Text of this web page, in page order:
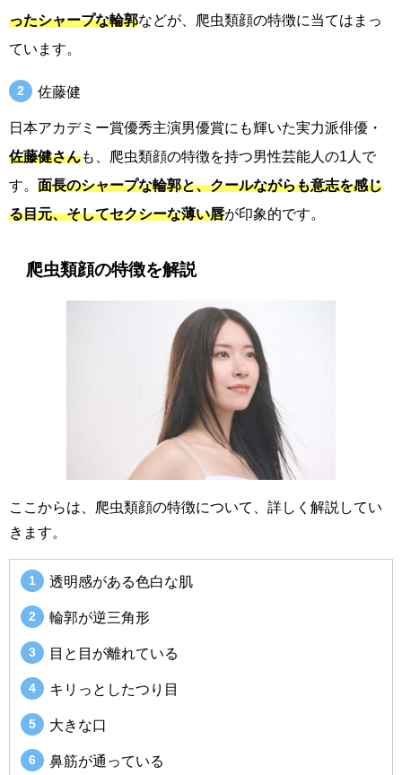
ったシャープな輪郭などが、爬虫類顔の特徴に当てはまっ
ています。
佐藤健
日本アカデミー賞優秀主演男優賞にも輝いた実力派俳優・
佐藤健さんも、爬虫類顔の特徴を持つ男性芸能人の1人で
す。 面長のシャープな輪郭と、クールながらも意志を感じ
る目元、そしてセクシーな薄い唇が印象的です。
爬虫類顔の特徴を解説
ここからは、爬虫類顔の特徴について、詳しく解説してい
きます。
透明感がある色白な肌
輪郭が逆三角形
目と目が離れている
キリっとしたつり目
大きな口
鼻筋が通っている